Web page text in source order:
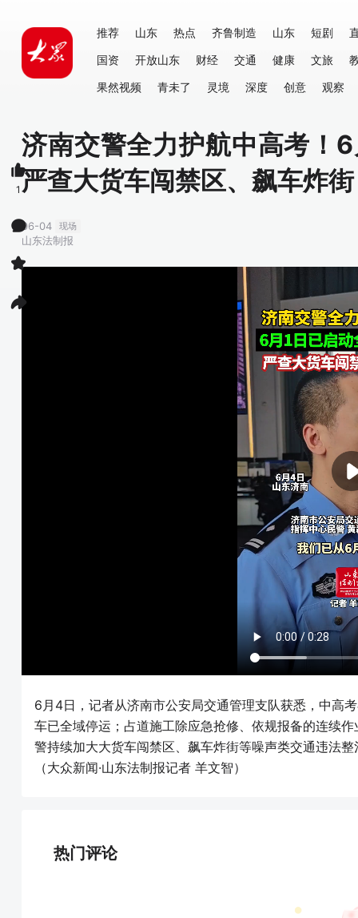
推荐 山东 热点 齐鲁制造 山东 短剧
国资
开放山东 财经 交通 健康 文旅
果然视频
青未了 灵境 深度 创意 观察
济南交警全力护航中高考！
严查大货车闯禁区、飙车炸街
06-04 现场
山东法制报
6月4日，记者从济南市公安局交通管理支队获悉，中高
车已全域停运；占道施工除应急抢修、依规报备的连续
警持续加大大货车闯禁区、飙车炸街等噪声类交通违法整
（大众新闻·山东法制报记者 羊文智）
热门评论
1